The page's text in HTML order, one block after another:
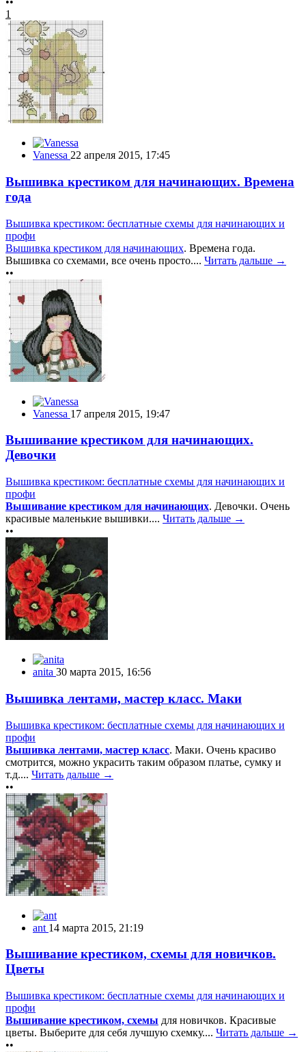
1
Vanessa 22 апреля 2015, 17:45
Вышивка крестиком для начинающих. Времена
года
Вышивка крестиком: бесплатные схемы для начинающих и
профи
Вышивка крестиком для начинающих. Времена года.
Вышивка со схемами, все очень просто.... Читать дальше →
••
Vanessa 17 апреля 2015, 19:47
Вышивание крестиком для начинающих.
Девочки
Вышивка крестиком: бесплатные схемы для начинающих и
профи
Вышивание крестиком для начинающих. Девочки. Очень
красивые маленькие вышивки.... Читать дальше →
••
anita 30 марта 2015, 16:56
Вышивка лентами, мастер класс. Маки
Вышивка крестиком: бесплатные схемы для начинающих и
профи
Вышивка лентами, мастер класс. Маки. Очень красиво
смотрится, можно украсить таким образом платье, сумку и
т.д.... Читать дальше →
••
ant 14 марта 2015, 21:19
Вышивание крестиком, схемы для новичков.
Цветы
Вышивка крестиком: бесплатные схемы для начинающих и
профи
Вышивание крестиком, схемы для новичков. Красивые
цветы. Выберите для себя лучшую схемку.... Читать дальше →
••